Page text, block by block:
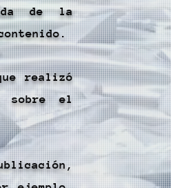
de la
realizó
sobre el